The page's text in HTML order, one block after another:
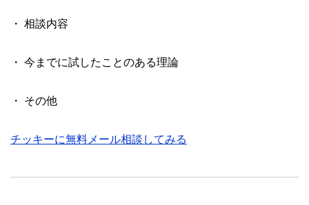
・ 相談内容
・ 今までに試したことのある理論
・ その他
チッキーに無料メール相談してみる